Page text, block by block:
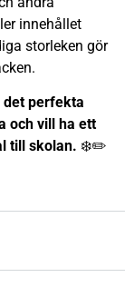
innehållet
storleken gör
det perfekta
och vill ha ett
till skolan. ❄️✏️